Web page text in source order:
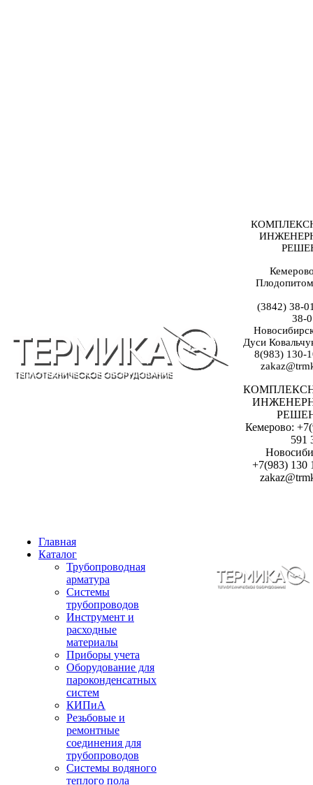
(3842) 38-
38-
Дуси
8(983) 130-
Кемерово:
591
+7(983) 130
Главная
Каталог
Трубопроводная
арматура
Системы
трубопроводов
Инструмент и
расходные
материалы
Приборы учета
Оборудование для
пароконденсатных
систем
КИПиА
Резьбовые и
ремонтные
соединения для
трубопроводов
Системы водяного
теплого пола